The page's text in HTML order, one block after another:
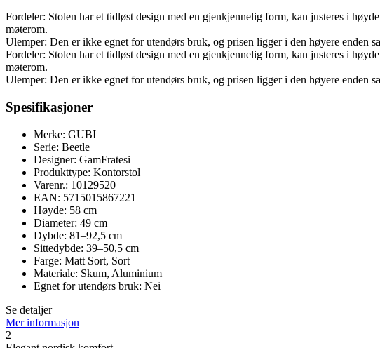
Fordeler: Stolen har et tidløst design med en gjenkjennelig form, kan justeres i
møterom.
Ulemper: Den er ikke egnet for utendørs bruk, og prisen ligger i den høyere enden
Fordeler: Stolen har et tidløst design med en gjenkjennelig form, kan justeres i
møterom.
Ulemper: Den er ikke egnet for utendørs bruk, og prisen ligger i den høyere enden
Spesifikasjoner
Merke: GUBI
Serie: Beetle
Designer: GamFratesi
Produkttype: Kontorstol
Varenr.: 10129520
EAN: 5715015867221
Høyde: 58 cm
Diameter: 49 cm
Dybde: 81–92,5 cm
Sittedybde: 39–50,5 cm
Farge: Matt Sort, Sort
Materiale: Skum, Aluminium
Egnet for utendørs bruk: Nei
Se detaljer
Mer informasjon
2